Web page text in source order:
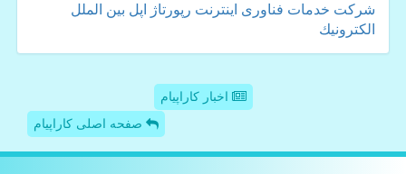
شركت خدمات فناوری اینترنت رپورتاژ اپل بین الملل
الكترونیك
اخبار کاراپیام
صفحه اصلی کاراپیام